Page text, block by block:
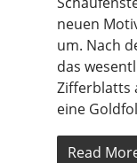
neuen
um. Nach
das
Zifferblatts
eine
Read